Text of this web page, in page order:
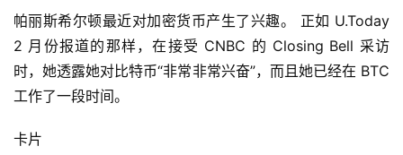
页
帕丽斯希尔顿最近对加密货币产生了兴趣。 正如 U.Today
2 月份报道的那样，在接受 CNBC 的 Closing Bell 采访
时，她透露她对比特币“非常非常兴奋”，而且她已经在 BTC
工作了一段时间。
卡片